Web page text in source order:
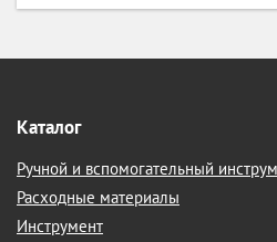
Каталог
Ручной и вспомогательный
Расходные материалы
Инструмент